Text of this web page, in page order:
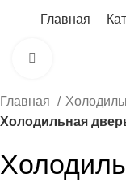
Главная
Главная
Холодильная